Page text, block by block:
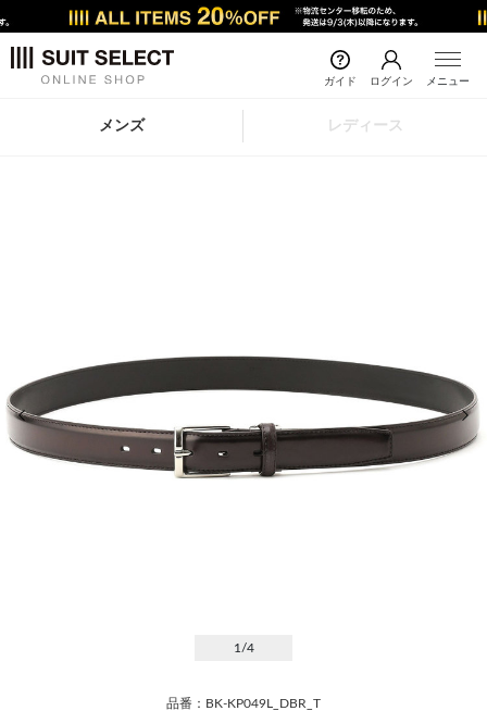
ガイド ログイン メニュー
メンズ レディース
前の画像 次
1 /4
品番：BK-KP049L_DBR_T